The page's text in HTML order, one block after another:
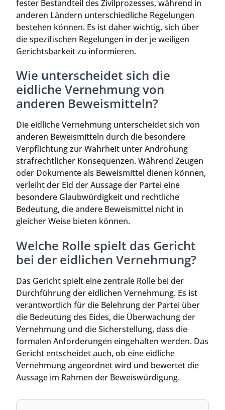
fester Bestandteil des Zivilprozesses, während in
anderen Ländern unterschiedliche Regelungen
bestehen können. Es ist daher wichtig, sich über
die spezifischen Regelungen in der je weiligen
Gerichtsbarkeit zu informieren.
Wie unterscheidet sich die
eidliche Vernehmung von
anderen Beweismitteln?
Die eidliche Vernehmung unterscheidet sich von
anderen Beweismitteln durch die besondere
Verpflichtung zur Wahrheit unter Androhung
strafrechtlicher Konsequenzen. Während Zeugen
oder Dokumente als Beweismittel dienen können,
verleiht der Eid der Aussage der Partei eine
besondere Glaubwürdigkeit und rechtliche
Bedeutung, die andere Beweismittel nicht in
gleicher Weise bieten können.
Welche Rolle spielt das Gericht
bei der eidlichen Vernehmung?
Das Gericht spielt eine zentrale Rolle bei der
Durchführung der eidlichen Vernehmung. Es ist
verantwortlich für die Belehrung der Partei über
die Bedeutung des Eides, die Überwachung der
Vernehmung und die Sicherstellung, dass die
formalen Anforderungen eingehalten werden. Das
Gericht entscheidet auch, ob eine eidliche
Vernehmung angeordnet wird und bewertet die
Aussage im Rahmen der Beweiswürdigung.